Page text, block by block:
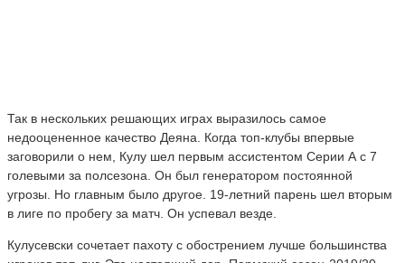
Так в нескольких решающих играх выразилось самое
недооцененное качество Деяна. Когда топ-клубы впервые
заговорили о нем, Кулу шел первым ассистентом Серии А с 7
голевыми за полсезона. Он был генератором постоянной
угрозы. Но главным было другое. 19-летний парень шел вторым
в лиге по пробегу за матч. Он успевал везде.
Кулусевски сочетает пахоту с обострением лучше большинства